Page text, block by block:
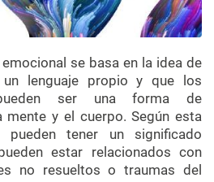
se basa en la idea de
lenguaje propio y que los
ser una forma de
mente y el cuerpo. Según esta
tener un significado
estar relacionados con
no resueltos o traumas del